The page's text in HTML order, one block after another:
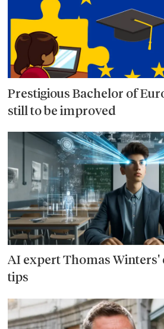
Prestigious Bachelor of
still to be improved
AI expert Thomas Winters'
tips